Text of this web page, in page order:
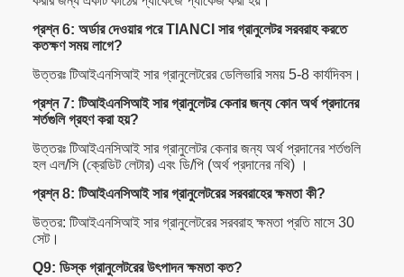
প্রশ্ন 6: অর্ডার দেওয়ার পরে TIANCI সার গ্রানুলেটর সরবরাহ করতে
কতক্ষণ সময় লাগে?
উত্তরঃ টিআইএনসিআই সার গ্রানুলেটরের ডেলিভারি সময় 5-8 কার্যদিবস।
প্রশ্ন 7: টিআইএনসিআই সার গ্রানুলেটর কেনার জন্য কোন অর্থ প্রদানের
শর্তগুলি গ্রহণ করা হয়?
উত্তরঃ টিআইএনসিআই সার গ্রানুলেটর কেনার জন্য অর্থ প্রদানের শর্তগুলি
হল এল/সি (ক্রেডিট লেটার) এবং ডি/পি (অর্থ প্রদানের নথি) ।
প্রশ্ন 8: টিআইএনসিআই সার গ্রানুলেটরের সরবরাহের ক্ষমতা কী?
উত্তর: টিআইএনসিআই সার গ্রানুলেটরের সরবরাহ ক্ষমতা প্রতি মাসে 30
সেট।
Q9: ডিস্ক গ্রানুলেটরের উৎপাদন ক্ষমতা কত?